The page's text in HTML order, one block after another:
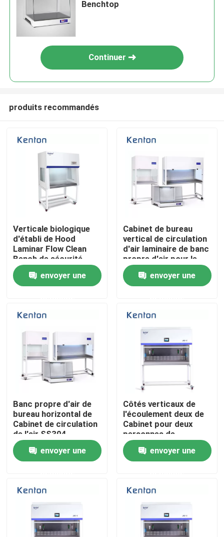
Aperçu
Produits
A propos de nous
Visite d'usine
Contrôle de la qualité
Contact
nouvelles
Four de séchage industriel
Benchtop
Continuer
produits recommandés
Verticale biologique
d'établi de Hood
Laminar Flow Clean
Bench de sécurité
horizontale
envoyer une
Cabinet de bureau
vertical de circulation
d'air laminaire de banc
propre d'air pour le
laboratoire médical
envoyer une
Banc propre d'air de
bureau horizontal de
Cabinet de circulation
de l'air SS304
laminaire pour le
laboratoireenvoyer une
Côtés verticaux de
l'écoulement deux de
Cabinet pour deux
personnes de
circulation d'air
laminaireenvoyer une